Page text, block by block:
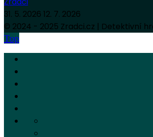
31. 5. 2026 12. 7. 2026
© 2024 - 2025 Zradci.cz | Detektivní
Top